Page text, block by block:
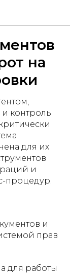
на
контроль
для их
и
процедур.
и
прав
для работы